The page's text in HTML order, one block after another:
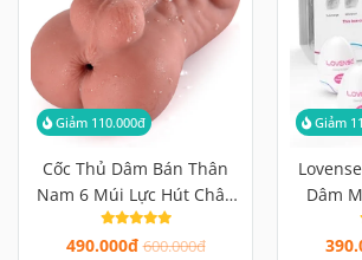
Giảm 110.000đ
Cốc Thủ Dâm Bán Thân
Nam 6 Múi Lực Hút Chân
Không, Rãnh Xoắn Như
Thật
490.000đ 600.000đ
Giảm
Dâm